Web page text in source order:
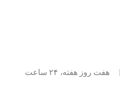
هفت روز هفته، ۲۴ ساعت